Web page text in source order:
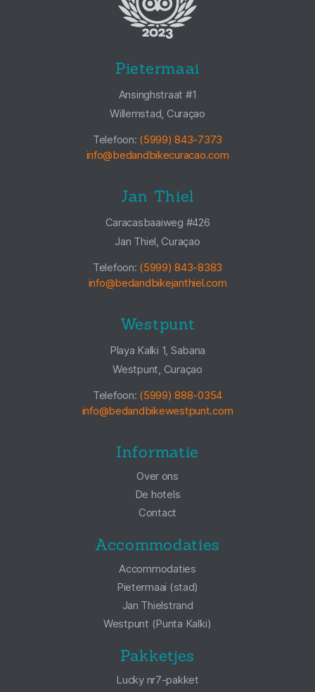
Pietermaai
Ansinghstraat #1
Willemstad, Curaçao
Telefoon: (5999) 843-7373
info@bedandbikecuracao.com
Jan Thiel
Caracasbaaiweg #426
Jan Thiel, Curaçao
Telefoon: (5999) 843-8383
info@bedandbikejanthiel.com
Westpunt
Playa Kalki 1, Sabana
Westpunt, Curaçao
Telefoon: (5999) 888-0354
info@bedandbikewestpunt.com
Informatie
Over ons
De hotels
Contact
Accommodaties
Accommodaties
Pietermaai (stad)
Jan Thielstrand
Westpunt (Punta Kalki)
Pakketjes
Lucky nr7-pakket